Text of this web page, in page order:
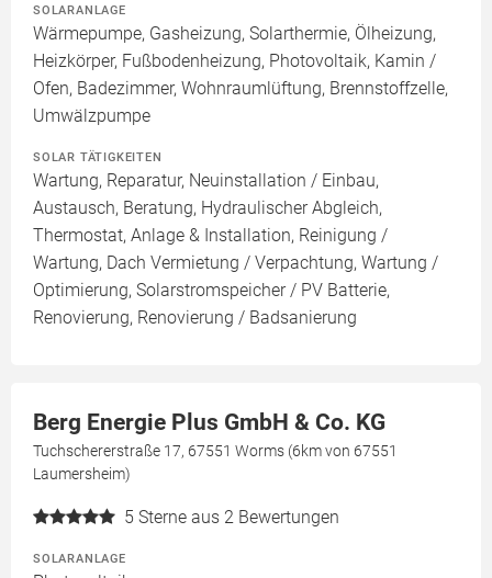
SOLARANLAGE
Wärmepumpe, Gasheizung, Solarthermie, Ölheizung,
Heizkörper, Fußbodenheizung, Photovoltaik, Kamin /
Ofen, Badezimmer, Wohnraumlüftung, Brennstoffzelle,
Umwälzpumpe
SOLAR TÄTIGKEITEN
Wartung, Reparatur, Neuinstallation / Einbau,
Austausch, Beratung, Hydraulischer Abgleich,
Thermostat, Anlage & Installation, Reinigung /
Wartung, Dach Vermietung / Verpachtung, Wartung /
Optimierung, Solarstromspeicher / PV Batterie,
Renovierung, Renovierung / Badsanierung
Berg Energie Plus GmbH & Co. KG
Tuchschererstraße 17, 67551 Worms (6km von 67551
Laumersheim)
5 Sterne aus 2 Bewertungen
SOLARANLAGE